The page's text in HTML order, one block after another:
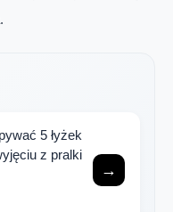
5 łyżek
z pralki
→